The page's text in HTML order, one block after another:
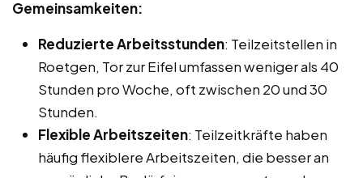
Gemeinsamkeiten:
Reduzierte Arbeitsstunden: Teilzeitstellen in
Roetgen, Tor zur Eifel umfassen weniger als 40
Stunden pro Woche, oft zwischen 20 und 30
Stunden.
Flexible Arbeitszeiten: Teilzeitkräfte haben
häufig flexiblere Arbeitszeiten, die besser an